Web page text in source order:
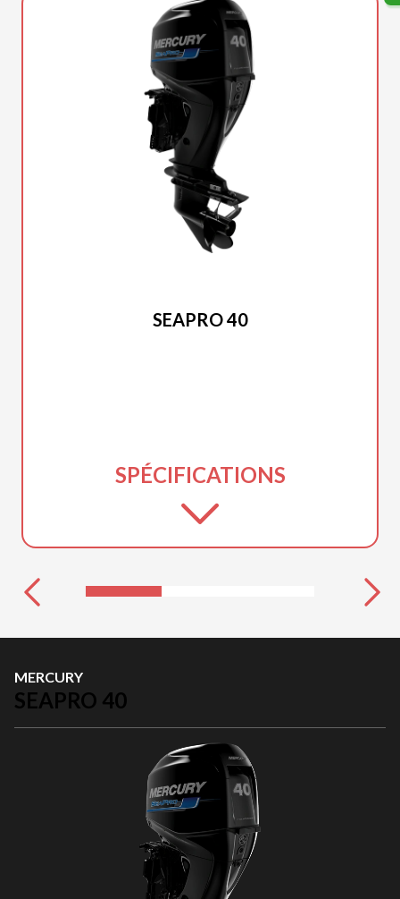
SEAPRO 40
SPÉCIFICATIONS
MERCURY
SEAPRO 40